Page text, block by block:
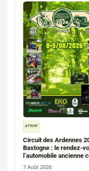
ATTERT
Circuit des Ardennes
Bastogne : le rendez-
l’automobile ancienne
et 9 août
7 Août 2026